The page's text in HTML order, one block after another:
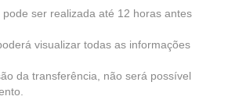
ser realizada até 12 horas antes
visualizar todas as informações
da transferência, não será possível